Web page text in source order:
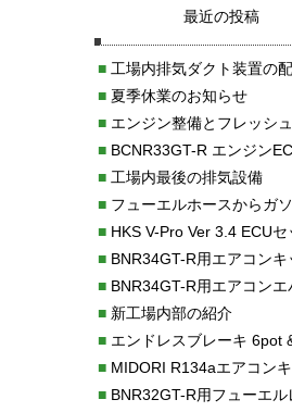
最近の投稿
■工場内排気ダクト装置の
■夏季休業のお知らせ
■エンジン整備とフレッシ
■BCNR33GT-R エンジンECUセッティン
■工場内最後の排気設備
■フューエルホースからガソリ
■HKS V-Pro Ver 3.4 ECUセッテ
■BNR34GT-R用エアコンキット新発
■BNR34GT-R用エアコンエバポレーターを新
■新工場内部の紹介
■エンドレスブレーキ 6pot & 4potオーバー
■MIDORI R134aエアコンキットタイプⅡ
■BNR32GT-R用フューエルレベルセンサー新